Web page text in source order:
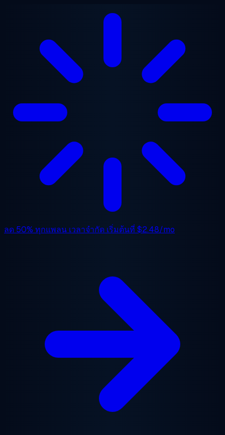
ลด 50% ทุกแพลน เวลาจำกัด เริ่มต้นที่ $2.48/mo